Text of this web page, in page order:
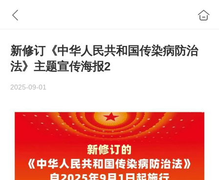
新修订《中华人民共和国传染病防治
法》主题宣传海报2
2025-09-01